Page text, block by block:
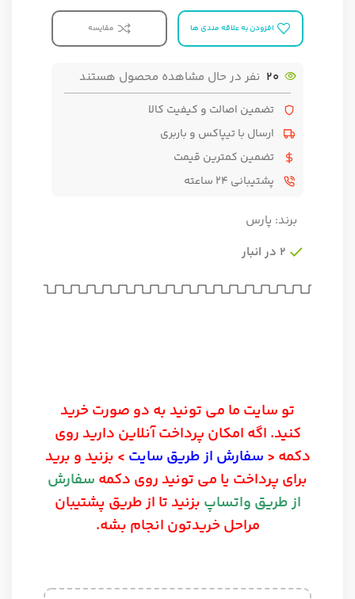
افزودن به علاقه مندی ها مقایسه
20 نفر در حال مشاهده محصول هستند
تضمین اصالت و کیفیت کالا
ارسال با تیپاکس و باربری
تضمین کمترین قیمت
پشتیبانی ۲۴ ساعته
برند: پارس
2 در انبار
تو سایت ما می تونید به دو صورت خرید
کنید. اگه امکان پرداخت آنلاین دارید روی
دکمه < سفارش از طریق سایت > بزنید و برید
برای پرداخت یا می تونید روی دکمه سفارش
از طریق واتساپ بزنید تا از طریق پشتیبان
مراحل خریدتون انجام بشه.